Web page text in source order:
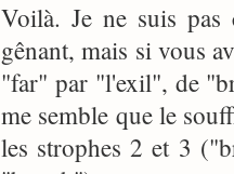
Voilà. Je ne suis
gênant, mais si vous
"far" par "l'exil", de
me semble que le
les strophes 2 et 3